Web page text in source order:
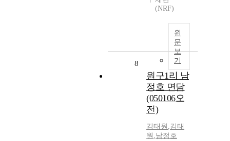
(NRF)
원
문
보
기
8
원구1리 남
정호 면담
(050106오
전)
김태원 ,김태
원 ,남정호